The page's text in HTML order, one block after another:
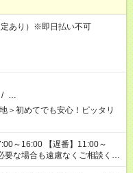
あり）※即日払い不可
/ …
＞初めてでも安心！ピッタリ
～16:00 【遅番】11:00～
な場合も遠慮なくご相談くだ